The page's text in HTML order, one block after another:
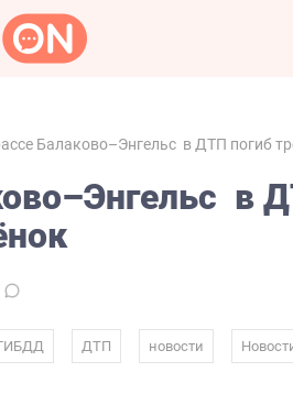
Балаково–Энгельс в ДТП погиб
в
ДТП новости